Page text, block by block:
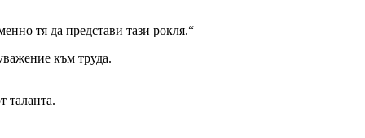
тя да представи тази рокля.“
към труда.
таланта.